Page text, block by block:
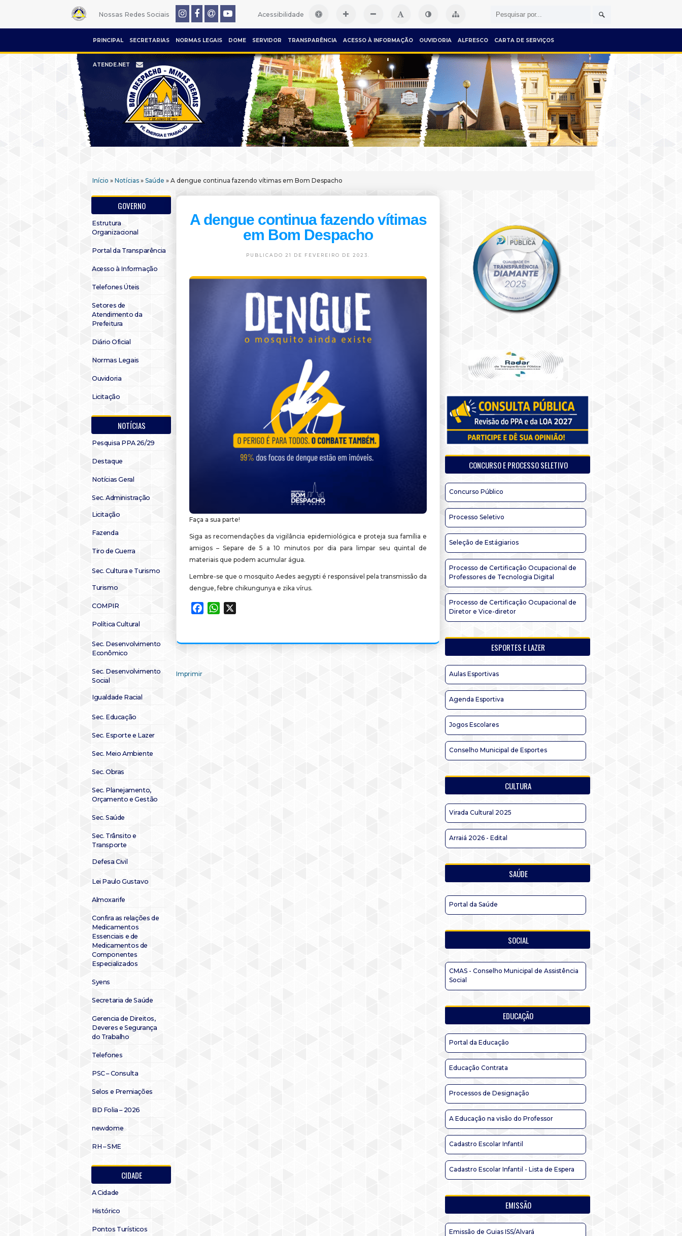
Nossas Redes Sociais Acessibilidade
PRINCIPAL SECRETARIAS NORMAS LEGAIS DOME SERVIDOR TRANSPARÊNCIA ACESSO À INFORMAÇÃO OUVIDORIA ALFRESCO CARTA DE SERVIÇOS
ATENDE.NET
Início » Notícias » Saúde » A dengue continua fazendo vítimas em Bom Despacho
GOVERNO
Estrutura
Organizacional
Portal da Transparência
Acesso à Informação
Telefones Úteis
Setores de
Atendimento da
Prefeitura
Diário Oficial
Normas Legais
Ouvidoria
Licitação
NOTÍCIAS
Pesquisa PPA 26/29
Destaque
Notícias Geral
Sec. Administração
Licitação
Fazenda
Tiro de Guerra
Sec. Cultura e Turismo
Turismo
COMPIR
Política Cultural
Sec. Desenvolvimento
Econômico
Sec. Desenvolvimento
Social
Igualdade Racial
Sec. Educação
Sec. Esporte e Lazer
Sec. Meio Ambiente
Sec. Obras
Sec. Planejamento,
Orçamento e Gestão
Sec. Saúde
Sec. Trânsito e
Transporte
Defesa Civil
Lei Paulo Gustavo
Almoxarife
Confira as relações de
Medicamentos
Essenciais e de
Medicamentos de
Componentes
Especializados
Syens
Secretaria de Saúde
Gerencia de Direitos,
Deveres e Segurança
do Trabalho
Telefones
PSC – Consulta
Selos e Premiações
BD Folia – 2026
newdome
RH – SME
CIDADE
A Cidade
Histórico
Pontos Turísticos
A dengue continua fazendo vítimas
em Bom Despacho
PUBLICADO 21 DE FEVEREIRO DE 2023.
Faça a sua parte!
Siga as recomendações da vigilância epidemiológica e proteja sua família e
amigos – Separe de 5 a 10 minutos por dia para limpar seu quintal de
materiais que podem acumular água.
Lembre-se que o mosquito Aedes aegypti é responsável pela transmissão da
dengue, febre chikungunya e zika vírus.
FacebookWhatsApp
Imprimir
CONCURSO E PROCESSO SELETIVO
Concurso Público
Processo Seletivo
Seleção de Estágiarios
Processo de Certificação Ocupacional de
Professores de Tecnologia Digital
Processo de Certificação Ocupacional de
Diretor e Vice-diretor
ESPORTES E LAZER
Aulas Esportivas
Agenda Esportiva
Jogos Escolares
Conselho Municipal de Esportes
CULTURA
Virada Cultural 2025
Arraiá 2026 - Edital
SAÚDE
Portal da Saúde
SOCIAL
CMAS - Conselho Municipal de Assistência
Social
EDUCAÇÃO
Portal da Educação
Educação Contrata
Processos de Designação
A Educação na visão do Professor
Cadastro Escolar Infantil
Cadastro Escolar Infantil - Lista de Espera
EMISSÃO
Emissão de Guias ISS/Alvará